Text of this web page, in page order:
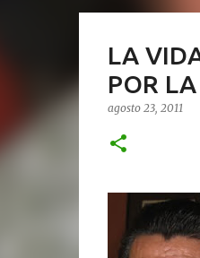
LA
POR LA
agosto 23, 2011